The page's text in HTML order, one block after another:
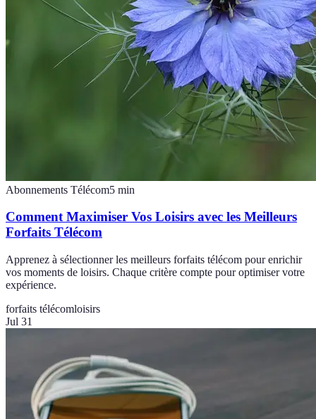
Abonnements Télécom5 min
Comment Maximiser Vos Loisirs avec les Meilleurs
Forfaits Télécom
Apprenez à sélectionner les meilleurs forfaits télécom pour enrichir
vos moments de loisirs. Chaque critère compte pour optimiser votre
expérience.
forfaits télécomloisirs
Jul 31